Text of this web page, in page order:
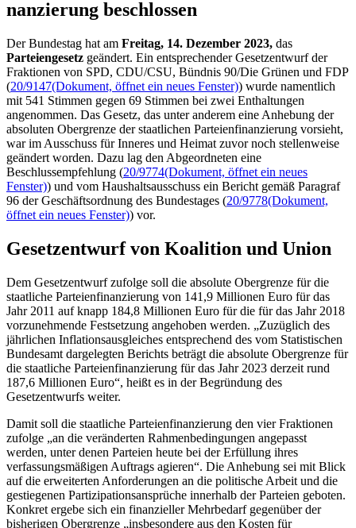
nan­zierung beschlossen
Der Bundestag hat am Freitag, 14. Dezember 2023, das
Parteiengesetz geändert. Ein entsprechender Gesetzentwurf der
Fraktionen von SPD, CDU/CSU, Bündnis 90/Die Grünen und FDP
(20/9147(Dokument, öffnet ein neues Fenster)) wurde namentlich
mit 541 Stimmen gegen 69 Stimmen bei zwei Enthaltungen
angenommen. Das Gesetz, das unter anderem eine Anhebung der
absoluten Obergrenze der staatlichen Parteienfinanzierung vorsieht,
war im Ausschuss für Inneres und Heimat zuvor noch stellenweise
geändert worden. Dazu lag den Abgeordneten eine
Beschlussempfehlung (20/9774(Dokument, öffnet ein neues
Fenster)) und vom Haushaltsausschuss ein Bericht gemäß Paragraf
96 der Geschäftsordnung des Bundestages (20/9778(Dokument,
öffnet ein neues Fenster)) vor.
Gesetzentwurf von Koalition und Union
Dem Gesetzentwurf zufolge soll die absolute Obergrenze für die
staatliche Parteienfinanzierung von 141,9 Millionen Euro für das
Jahr 2011 auf knapp 184,8 Millionen Euro für die für das Jahr 2018
vorzunehmende Festsetzung angehoben werden. „Zuzüglich des
jährlichen Inflationsausgleiches entsprechend des vom Statistischen
Bundesamt dargelegten Berichts beträgt die absolute Obergrenze für
die staatliche Parteienfinanzierung für das Jahr 2023 derzeit rund
187,6 Millionen Euro“, heißt es in der Begründung des
Gesetzentwurfs weiter.
Damit soll die staatliche Parteienfinanzierung den vier Fraktionen
zufolge „an die veränderten Rahmenbedingungen angepasst
werden, unter denen Parteien heute bei der Erfüllung ihres
verfassungsmäßigen Auftrags agieren“. Die Anhebung sei mit Blick
auf die erweiterten Anforderungen an die politische Arbeit und die
gestiegenen Partizipationsansprüche innerhalb der Parteien geboten.
Konkret ergebe sich ein finanzieller Mehrbedarf gegenüber der
bisherigen Obergrenze „insbesondere aus den Kosten für